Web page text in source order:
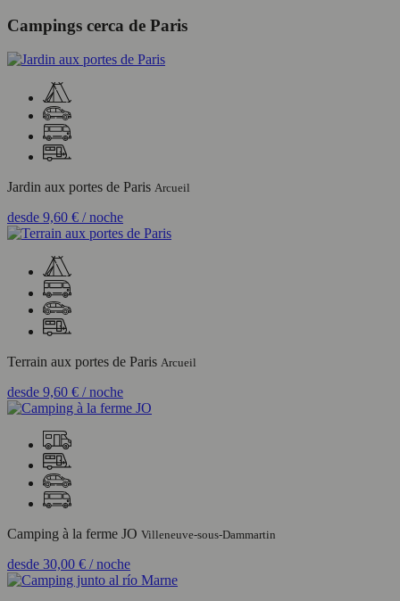
Campings cerca de Paris
Jardin aux portes de Paris Arcueil
desde 9,60 € / noche
Terrain aux portes de Paris Arcueil
desde 9,60 € / noche
Camping à la ferme JO Villeneuve-sous-Dammartin
desde 30,00 € / noche